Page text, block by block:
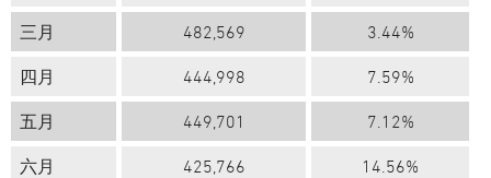
三月 482,569 3.44%
四月 444,998 7.59%
五月 449,701 7.12%
六月 425,766 14.56%